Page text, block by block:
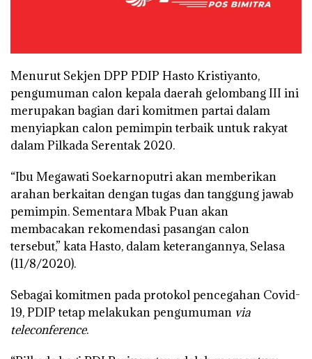
Menurut Sekjen DPP PDIP Hasto Kristiyanto,
pengumuman calon kepala daerah gelombang III ini
merupakan bagian dari komitmen partai dalam
menyiapkan calon pemimpin terbaik untuk rakyat
dalam Pilkada Serentak 2020.
“Ibu Megawati Soekarnoputri akan memberikan
arahan berkaitan dengan tugas dan tanggung jawab
pemimpin. Sementara Mbak Puan akan
membacakan rekomendasi pasangan calon
tersebut,” kata Hasto, dalam keterangannya, Selasa
(11/8/2020).
Sebagai komitmen pada protokol pencegahan Covid-
19, PDIP tetap melakukan pengumuman via
teleconference.